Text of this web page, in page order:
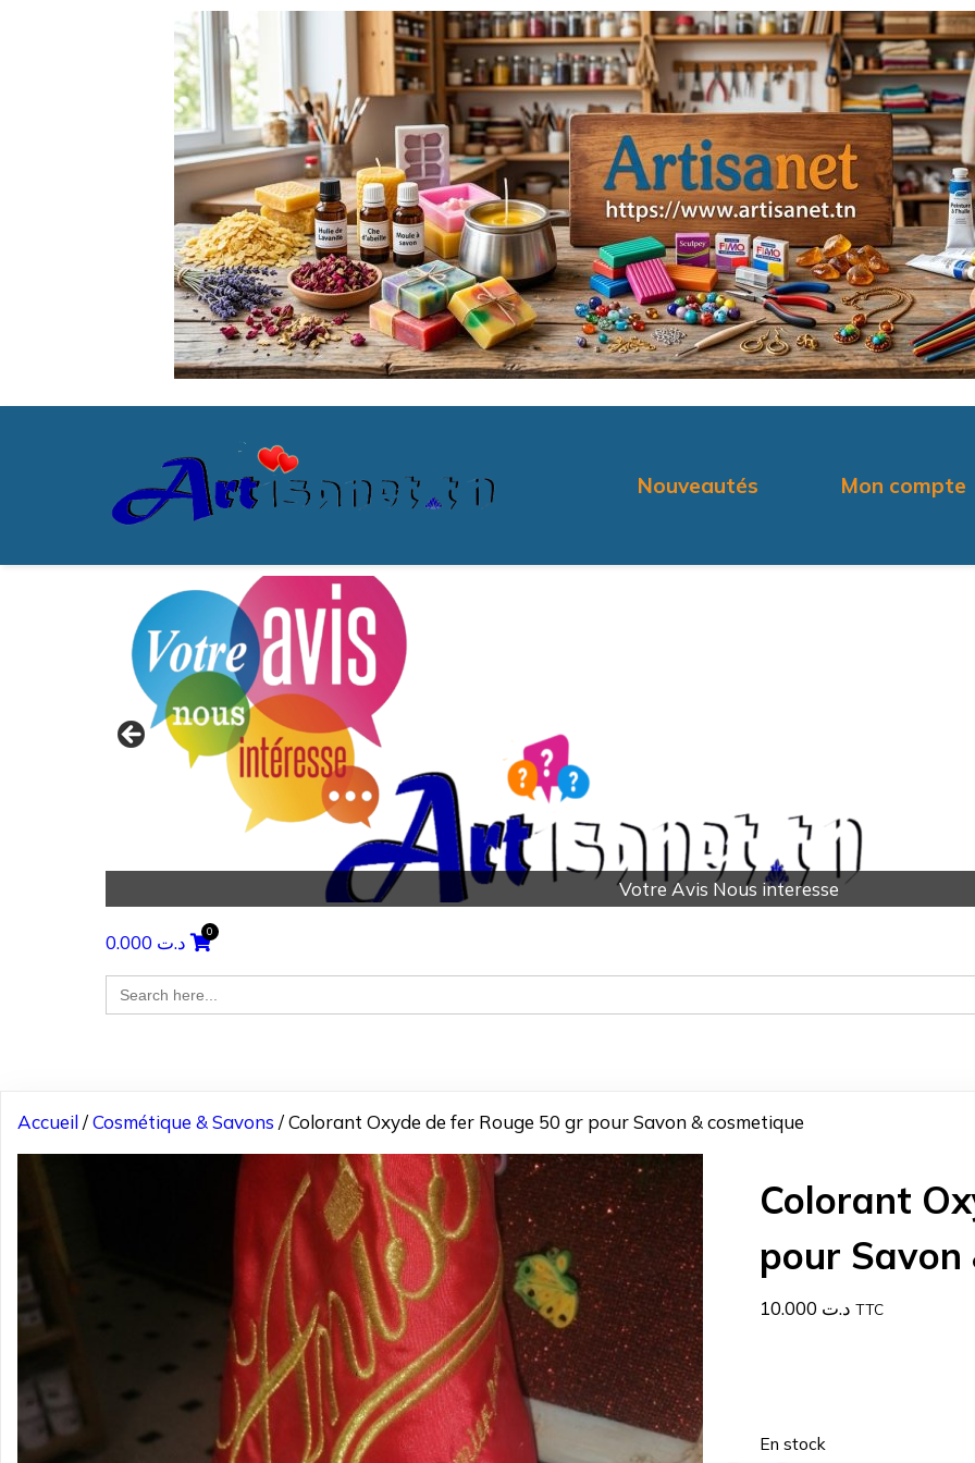
Nouveautés Mon compte
Faire un DON pour SOS Villages d'Enfants Tunisie
د.ت
Search
for:
Accueil/Cosmétique & Savons / Colorant Oxyde de fer Rouge 50 gr pour Savon & cosmetique
Colorant
pour Savon
د.ت TTC
En stock